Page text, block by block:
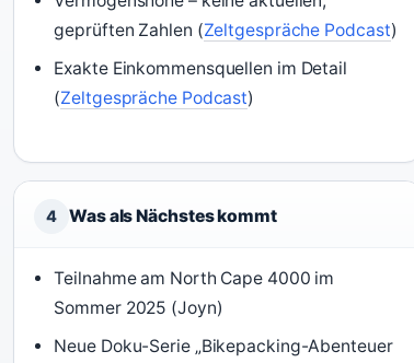
geprüften Zahlen (Zeltgespräche Podcast)
Exakte Einkommensquellen im Detail
(Zeltgespräche Podcast)
4 Was als Nächstes kommt
Teilnahme am North Cape 4000 im
Sommer 2025 (Joyn)
Neue Doku-Serie „Bikepacking-Abenteuer